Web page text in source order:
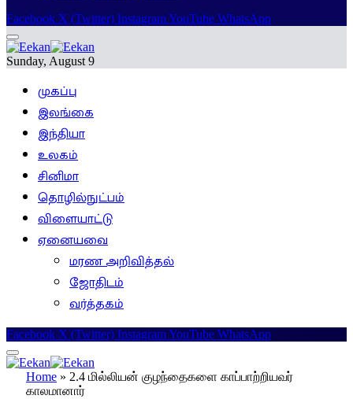
Facebook X (Twitter) InstagramYouTube WhatsApp
Sunday, August 9
முகப்பு
இலங்கை
இந்தியா
உலகம்
சினிமா
தொழில்நுட்பம்
விளையாட்டு
ஏனையவை
மரண அறிவித்தல்
ஜோதிடம்
வர்த்தகம்
Facebook X (Twitter) InstagramYouTube WhatsApp
Home » 2.4 மில்லியன் குழந்தைகளை காப்பாற்றியவர்
காலமானார்